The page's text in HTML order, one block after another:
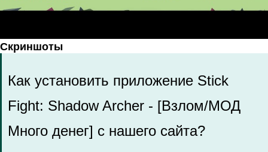
Скриншоты
Как установить приложение Stick
Fight: Shadow Archer - [Взлом/МОД
Много денег] с нашего сайта?